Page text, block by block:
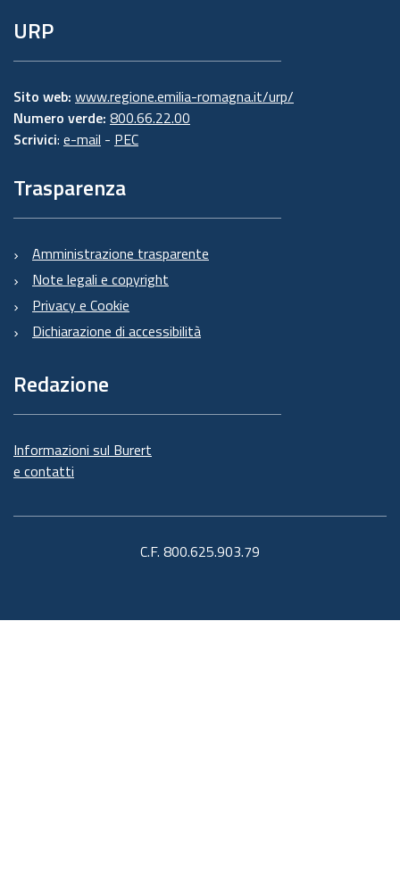
URP
Sito web: www.regione.emilia-romagna.it/urp/
Numero verde: 800.66.22.00
Scrivici: e-mail - PEC
Trasparenza
Amministrazione trasparente
Note legali e copyright
Privacy e Cookie
Dichiarazione di accessibilità
Redazione
Informazioni sul Burert
e contatti
C.F. 800.625.903.79